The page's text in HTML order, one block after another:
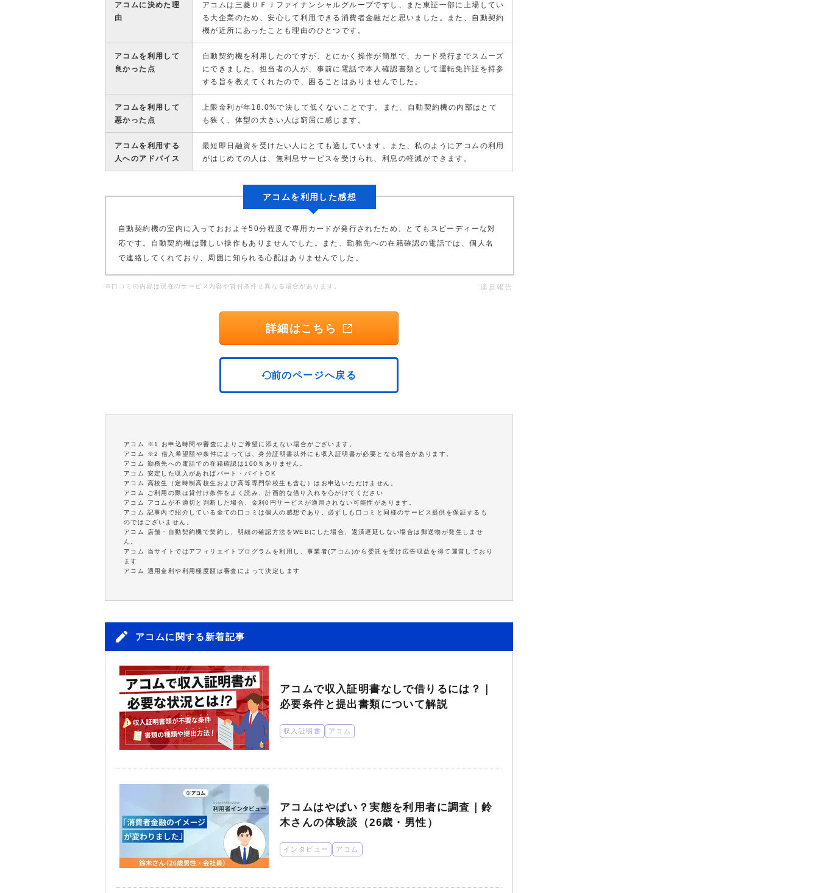
アコムに決めた理
由
アコムは三菱ＵＦＪファイナンシャルグループですし、また東証一部に上場してい
る大企業のため、安心して利用できる消費者金融だと思いました。また、自動契約
機が近所にあったことも理由のひとつです。
アコムを利用して
良かった点
自動契約機を利用したのですが、とにかく操作が簡単で、カード発行までスムーズ
にできました。担当者の人が、事前に電話で本人確認書類として運転免許証を持参
する旨を教えてくれたので、困ることはありませんでした。
アコムを利用して
悪かった点
上限金利が年18.0%で決して低くないことです。また、自動契約機の内部はとて
も狭く、体型の大きい人は窮屈に感じます。
アコムを利用する
人へのアドバイス
最短即日融資を受けたい人にとても適しています。また、私のようにアコムの利用
がはじめての人は、無利息サービスを受けられ、利息の軽減ができます。
アコムを利用した感想
自動契約機の室内に入っておおよそ50分程度で専用カードが発行されたため、とてもスピーディーな対
応です。自動契約機は難しい操作もありませんでした。また、勤務先への在籍確認の電話では、個人名
で連絡してくれており、周囲に知られる心配はありませんでした。
※口コミの内容は現在のサービス内容や貸付条件と異なる場合があります。 違反報告
詳細はこちら
前のページへ戻る
アコム ※1 お申込時間や審査によりご希望に添えない場合がございます。
アコム ※2 借入希望額や条件によっては、身分証明書以外にも収入証明書が必要となる場合があります。
アコム 勤務先への電話での在籍確認は100％ありません。
アコム 安定した収入があればパート・バイトOK
アコム 高校生（定時制高校生および高等専門学校生も含む）はお申込いただけません。
アコム ご利用の際は貸付け条件をよく読み、計画的な借り入れを心がけてください
アコム アコムが不適切と判断した場合、金利0円サービスが適用されない可能性があります。
アコム 記事内で紹介している全ての口コミは個人の感想であり、必ずしも口コミと同様のサービス提供を保証するも
のではございません。
アコム 店舗・自動契約機で契約し、明細の確認方法をWEBにした場合、返済遅延しない場合は郵送物が発生しませ
ん。
アコム 当サイトではアフィリエイトプログラムを利用し、事業者(アコム)から委託を受け広告収益を得て運営しており
ます
アコム 適用金利や利用極度額は審査によって決定します
アコムに関する新着記事
アコムで収入証明書なしで借りるには？｜
必要条件と提出書類について解説
収入証明書 アコム
アコムはやばい？実態を利用者に調査｜鈴
木さんの体験談（26歳・男性）
インタビュー アコム